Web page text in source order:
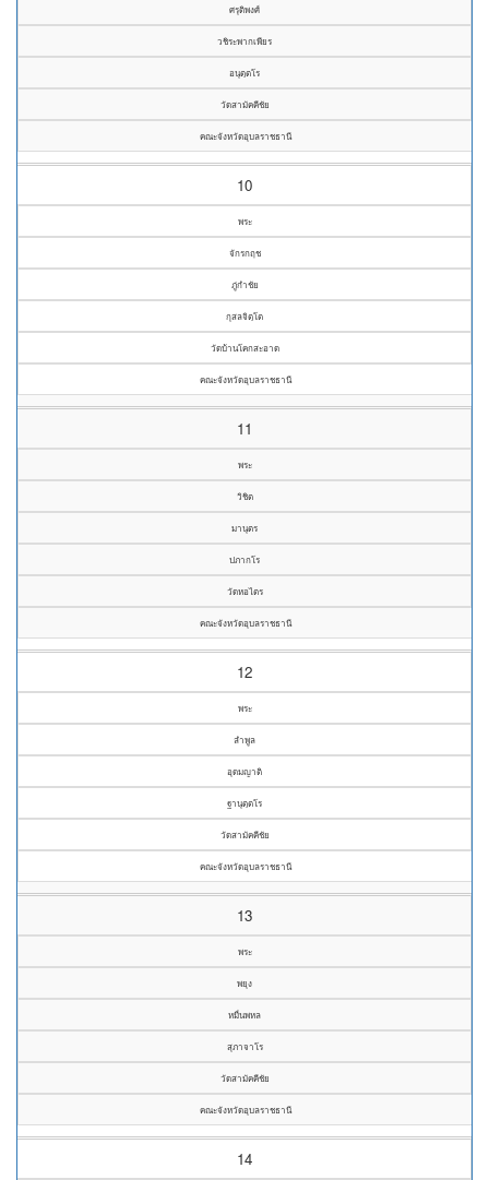
ศรุติพงศ์
วชิระพากเพียร
อนุตฺตโร
วัดสามัคคีชัย
คณะจังหวัดอุบลราชธานี
10
พระ
จักรกฤช
ภู่กำชัย
กุสลจิตฺโต
วัดบ้านโคกสะอาด
คณะจังหวัดอุบลราชธานี
11
พระ
วิชิต
มานุตร
ปภากโร
วัดหอไตร
คณะจังหวัดอุบลราชธานี
12
พระ
ลำพูล
อุดมญาติ
ฐานุตฺตโร
วัดสามัคคีชัย
คณะจังหวัดอุบลราชธานี
13
พระ
พยุง
หมื่นพหล
สุภาจาโร
วัดสามัคคีชัย
คณะจังหวัดอุบลราชธานี
14